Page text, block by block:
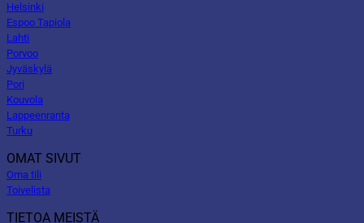
Helsinki
Espoo Tapiola
Lahti
Porvoo
Jyväskylä
Pori
Kouvola
Lappeenranta
Turku
OMAT SIVUT
Oma tili
Toivelista
TIETOA MEISTÄ